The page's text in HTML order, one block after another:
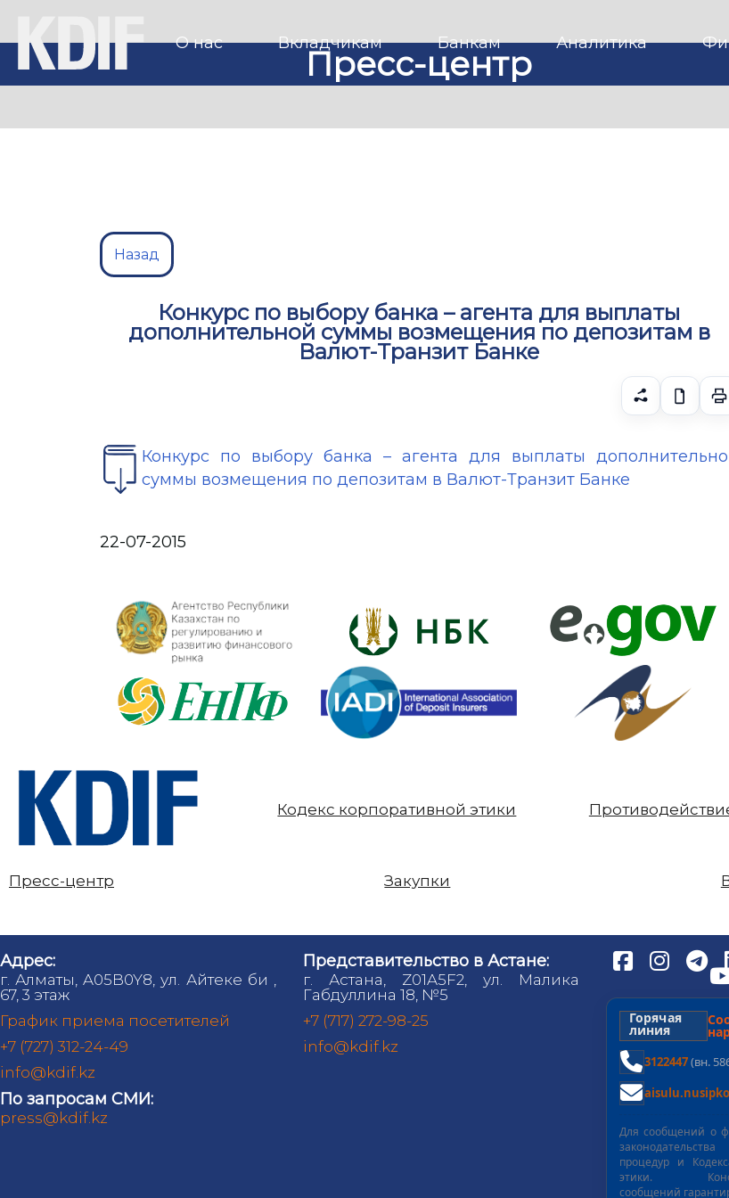
О нас Вкладчикам Банкам Аналитика
Пресс-центр
Назад
Конкурс по выбору банка – агента для выплаты
дополнительной суммы возмещения по депозитам в
Валют-Транзит Банке
Конкурс по выбору банка – агента для выплаты
суммы возмещения по депозитам в Валют-Транзит Банке
22-07-2015
Кодекс корпоративной этики
Пресс-центр Закупки
Адрес:
г. Алматы, A05B0Y8, ул. Айтеке би ,
67, 3 этаж
График приема посетителей
+7 (727) 312-24-49
info@kdif.kz
По запросам СМИ:
press@kdif.kz
Представительство в Астане:
г. Астана, Z01A5F2, ул. Малика
Габдуллина 18, №5
+7 (717) 272-98-25
info@kdif.kz
Горячая
линия
3122447(вн.
Для сообщений о
процедур и
этики.
сообщений